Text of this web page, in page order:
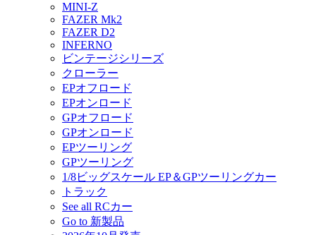
MINI-Z
FAZER Mk2
FAZER D2
INFERNO
ビンテージシリーズ
クローラー
EPオフロード
EPオンロード
GPオフロード
GPオンロード
EPツーリング
GPツーリング
1/8ビッグスケール EP＆GPツーリングカー
トラック
See all RCカー
Go to 新製品